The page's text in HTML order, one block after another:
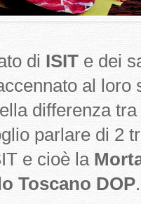
di ISIT e dei
al loro
differenza
parlare di 2
e cioè la
Toscano DOP